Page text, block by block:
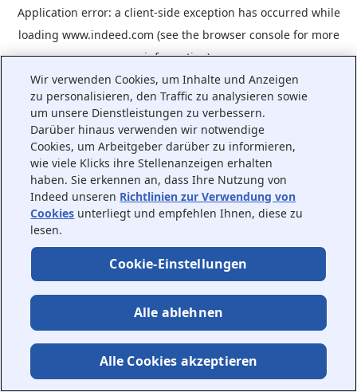
Application error: a client-side exception has occurred while
loading www.indeed.com (see the browser consolefor more
information).
Wir verwenden Cookies, um Inhalte und Anzeigen
zu personalisieren, den Traffic zu analysieren sowie
um unsere Dienstleistungen zu verbessern.
Darüber hinaus verwenden wir notwendige
Cookies, um Arbeitgeber darüber zu informieren,
wie viele Klicks ihre Stellenanzeigen erhalten
haben. Sie erkennen an, dass Ihre Nutzung von
Indeed unseren Richtlinien zur Verwendung von
Cookies unterliegt und empfehlen Ihnen, diese zu
lesen.
Cookie-Einstellungen
Alle ablehnen
Alle Cookies akzeptieren